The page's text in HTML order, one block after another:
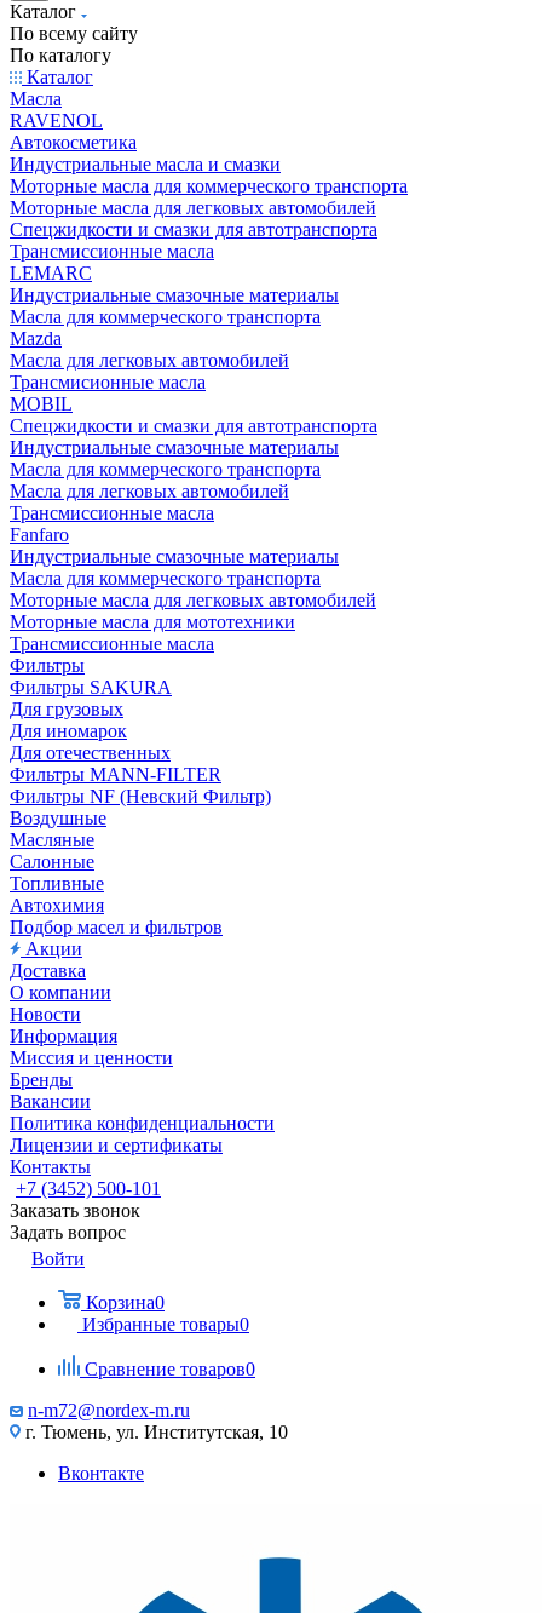
Каталог
По всему сайту
По каталогу
Каталог
Масла
RAVENOL
Автокосметика
Индустриальные масла и смазки
Моторные масла для коммерческого транспорта
Моторные масла для легковых автомобилей
Спецжидкости и смазки для автотранспорта
Трансмиссионные масла
LEMARC
Индустриальные смазочные материалы
Масла для коммерческого транспорта
Mazda
Масла для легковых автомобилей
Трансмисионные масла
MOBIL
Cпецжидкости и смазки для автотранспорта
Индустриальные смазочные материалы
Масла для коммерческого транспорта
Масла для легковых автомобилей
Трансмиссионные масла
Fanfaro
Индустриальные смазочные материалы
Масла для коммерческого транспорта
Моторные масла для легковых автомобилей
Моторные масла для мототехники
Трансмиссионные масла
Фильтры
Фильтры SAKURA
Для грузовых
Для иномарок
Для отечественных
Фильтры MANN-FILTER
Фильтры NF (Невский Фильтр)
Воздушные
Масляные
Салонные
Топливные
Автохимия
Подбор масел и фильтров
Акции
Доставка
О компании
Новости
Информация
Миссия и ценности
Бренды
Вакансии
Политика конфиденциальности
Лицензии и сертификаты
Контакты
+7 (3452) 500-101
Заказать звонок
Задать вопрос
Войти
Корзина0
Избранные товары0
Сравнение товаров0
n-m72@nordex-m.ru
г. Тюмень, ул. Институтская, 10
Вконтакте